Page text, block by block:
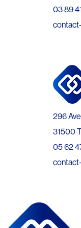
03 89
296
31500
05 62